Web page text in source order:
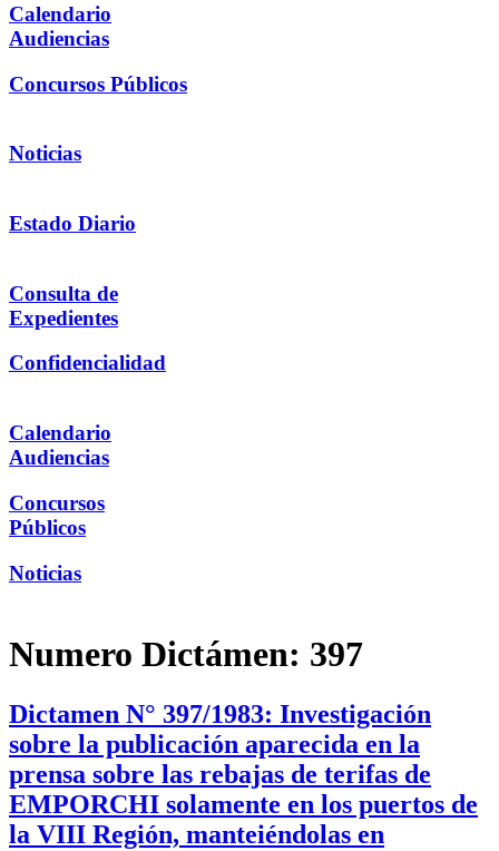
Calendario
Audiencias
Concursos Públicos
Noticias
Estado Diario
Consulta de
Expedientes
Confidencialidad
Calendario
Audiencias
Concursos
Públicos
Noticias
Numero Dictámen: 397
Dictamen N° 397/1983: Investigación
sobre la publicación aparecida en la
prensa sobre las rebajas de terifas de
EMPORCHI solamente en los puertos de
la VIII Región, manteiéndolas en